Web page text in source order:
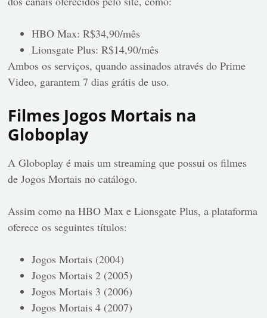
HBO Max: R$34,90/mês
Lionsgate Plus: R$14,90/mês
Ambos os serviços, quando assinados através do Prime
Video, garantem 7 dias grátis de uso.
Filmes Jogos Mortais na
Globoplay
A Globoplay é mais um streaming que possui os filmes
de Jogos Mortais no catálogo.
Assim como na HBO Max e Lionsgate Plus, a plataforma
oferece os seguintes títulos:
Jogos Mortais (2004)
Jogos Mortais 2 (2005)
Jogos Mortais 3 (2006)
Jogos Mortais 4 (2007)